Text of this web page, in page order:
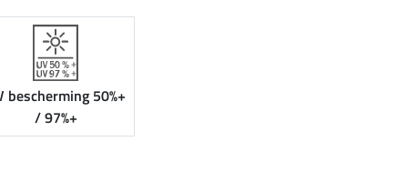
bescherming 50%+
/ 97%+